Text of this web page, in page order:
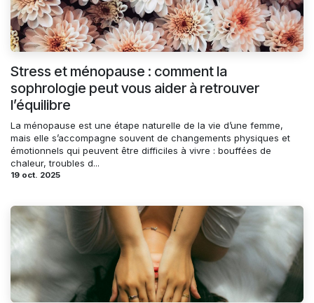
Stress et ménopause : comment la
sophrologie peut vous aider à retrouver
l’équilibre
La ménopause est une étape naturelle de la vie d’une femme,
mais elle s’accompagne souvent de changements physiques et
émotionnels qui peuvent être difficiles à vivre : bouffées de
chaleur, troubles d...
19 oct. 2025